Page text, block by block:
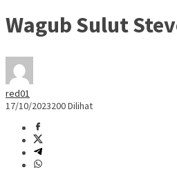
Wagub Sulut
red01
17/10/2023200 Dilihat